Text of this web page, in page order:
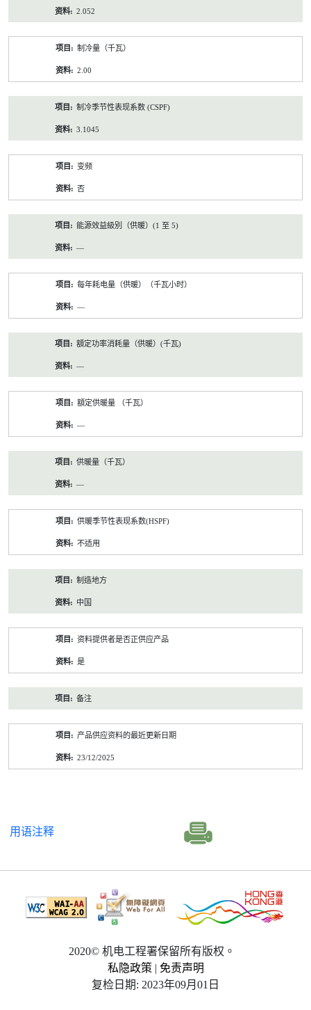
2.052
制冷量（千瓦）
2.00
制冷季节性表现系数 (CSPF)
3.1045
变频
否
能源效益級別（供暖）(1 至 5)
—
每年耗电量（供暖）（千瓦小时）
—
額定功率消耗量（供暖）(千瓦)
—
額定供暖量 （千瓦）
—
供暖量（千瓦）
—
供暖季节性表现系数(HSPF)
不适用
制造地方
中国
资料提供者是否正供应产品
是
备注
产品供应资料的最近更新日期
23/12/2025
用语注释
2020© 机电工程署保留所有版权。
私隐政策 | 免责声明
复检日期: 2023年09月01日